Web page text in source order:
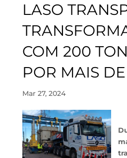
LASO
COM 200
POR MAIS
Mar 27, 2024